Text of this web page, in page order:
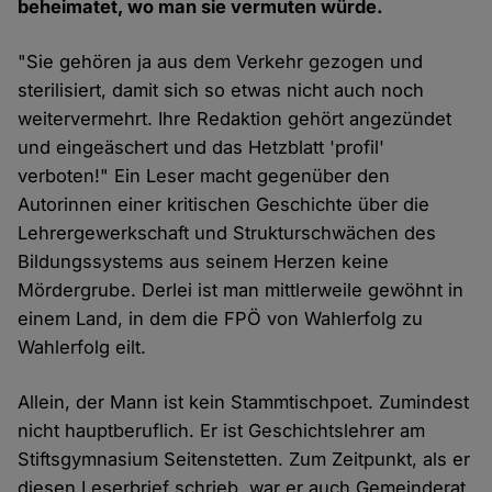
beheimatet, wo man sie vermuten würde.
"Sie gehören ja aus dem Verkehr gezogen und
sterilisiert, damit sich so etwas nicht auch noch
weitervermehrt. Ihre Redaktion gehört angezündet
und eingeäschert und das Hetzblatt 'profil'
verboten!" Ein Leser macht gegenüber den
Autorinnen einer kritischen Geschichte über die
Lehrergewerkschaft und Strukturschwächen des
Bildungssystems aus seinem Herzen keine
Mördergrube. Derlei ist man mittlerweile gewöhnt in
einem Land, in dem die FPÖ von Wahlerfolg zu
Wahlerfolg eilt.
Allein, der Mann ist kein Stammtischpoet. Zumindest
nicht hauptberuflich. Er ist Geschichtslehrer am
Stiftsgymnasium Seitenstetten. Zum Zeitpunkt, als er